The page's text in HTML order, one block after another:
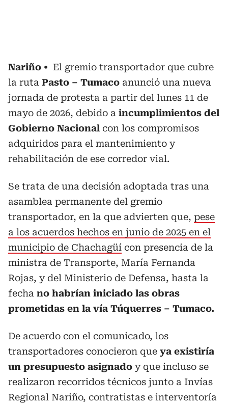
Nariño
El gremio transportador que cubre
la ruta Pasto – Tumaco anunció una nueva
jornada de protesta a partir del lunes 11 de
mayo de 2026, debido a incumplimientos del
Gobierno Nacional con los compromisos
adquiridos para el mantenimiento y
rehabilitación de ese corredor vial.
Se trata de una decisión adoptada tras una
asamblea permanente del gremio
transportador, en la que advierten que, pese
a los acuerdos hechos en junio de 2025 en el
municipio de Chachagüí con presencia de la
ministra de Transporte, María Fernanda
Rojas, y del Ministerio de Defensa, hasta la
fecha no habrían iniciado las obras
prometidas en la vía Túquerres – Tumaco.
De acuerdo con el comunicado, los
transportadores conocieron que ya existiría
un presupuesto asignado y que incluso se
realizaron recorridos técnicos junto a Invías
Regional Nariño, contratistas e interventoría